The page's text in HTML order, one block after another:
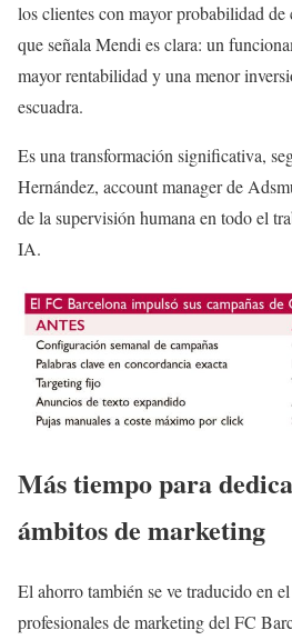
los clientes con mayor probabilidad
que señala Mendi es clara: un
mayor rentabilidad y una menor
escuadra.
Es una transformación significativa,
Hernández, account manager de
de la supervisión humana en todo el
IA.
Más tiempo para
ámbitos de marketing
El ahorro también se ve traducido en
profesionales de marketing del FC